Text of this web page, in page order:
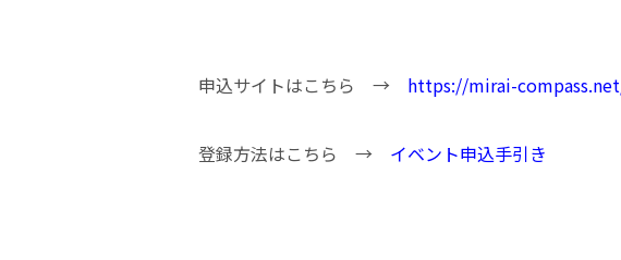
申込サイトはこちら → https://mirai-
登録方法はこちら → イベント申込手引き